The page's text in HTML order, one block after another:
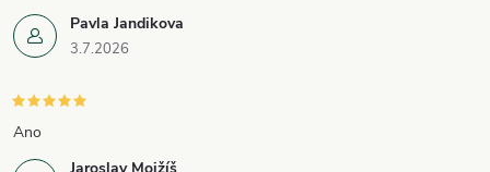
Pavla Jandikova
3.7.2026
Ano